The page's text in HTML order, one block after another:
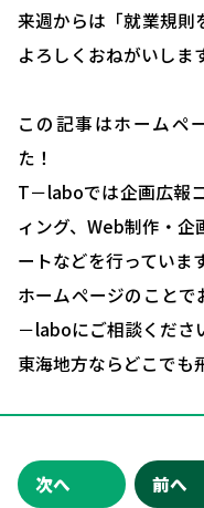
来週からは「就業規則
よろしくおねがいしま
この記事はホームペ
た！
T－laboでは企画広報
ィング、Web制作・企
ートなどを行っています
ホームページのこと
－laboにご相談くださ
東海地方ならどこでも
次へ 前へ